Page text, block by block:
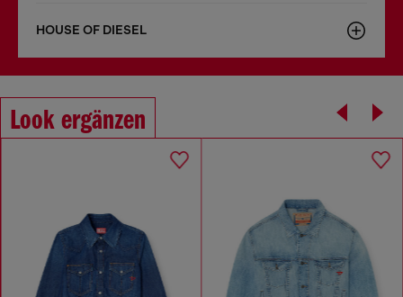
HOUSE OF DIESEL
Look ergänzen